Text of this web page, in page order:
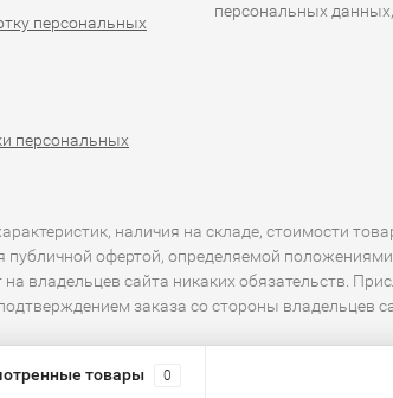
персональных
персональных
персональных
наличия на складе, стоимости
офертой, определяемой
владельцев сайта никаких обязательств.
заказа со стороны владельцев
товары 0